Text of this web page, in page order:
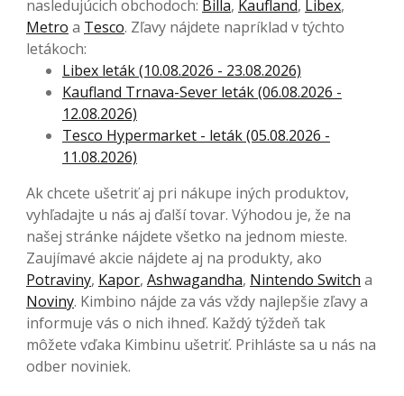
nasledujúcich obchodoch: Billa, Kaufland, Libex,
Metro a Tesco. Zľavy nájdete napríklad v týchto
letákoch:
Libex leták (10.08.2026 - 23.08.2026)
Kaufland Trnava-Sever leták (06.08.2026 -
12.08.2026)
Tesco Hypermarket - leták (05.08.2026 -
11.08.2026)
Ak chcete ušetriť aj pri nákupe iných produktov,
vyhľadajte u nás aj ďalší tovar. Výhodou je, že na
našej stránke nájdete všetko na jednom mieste.
Zaujímavé akcie nájdete aj na produkty, ako
Potraviny, Kapor, Ashwagandha, Nintendo Switch a
Noviny. Kimbino nájde za vás vždy najlepšie zľavy a
informuje vás o nich ihneď. Každý týždeň tak
môžete vďaka Kimbinu ušetriť. Prihláste sa u nás na
odber noviniek.